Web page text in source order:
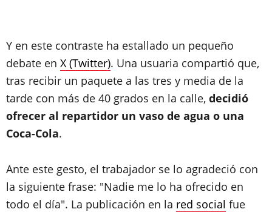
Y en este contraste ha estallado un pequeño
debate en X (Twitter). Una usuaria compartió que,
tras recibir un paquete a las tres y media de la
tarde con más de 40 grados en la calle, decidió
ofrecer al repartidor un vaso de agua o una
Coca-Cola.
Ante este gesto, el trabajador se lo agradeció con
la siguiente frase: "Nadie me lo ha ofrecido en
todo el día". La publicación en la red social fue